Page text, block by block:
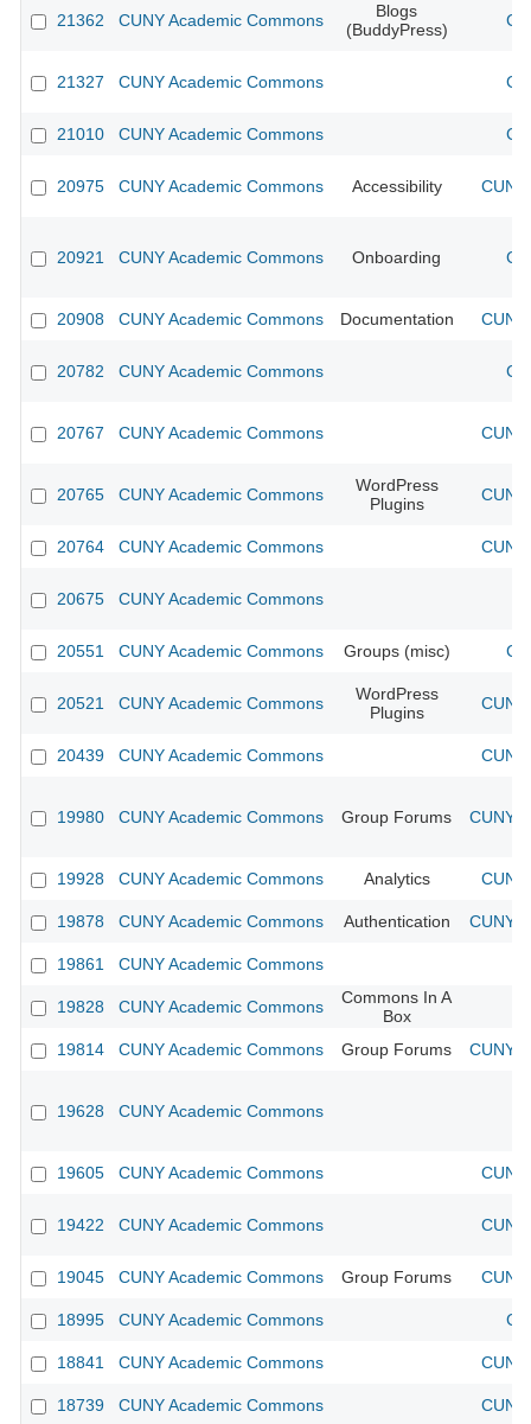
21362 CUNY Academic Commons
Blogs
(BuddyPress)
21327 CUNY Academic Commons
21010 CUNY Academic Commons
20975 CUNY Academic Commons Accessibility
20921 CUNY Academic Commons Onboarding
20908 CUNY Academic Commons Documentation
20782 CUNY Academic Commons
20767 CUNY Academic Commons
20765 CUNY Academic Commons
WordPress
Plugins
20764 CUNY Academic Commons
20675 CUNY Academic Commons
20551 CUNY Academic Commons Groups (misc)
20521 CUNY Academic Commons
WordPress
Plugins
20439 CUNY Academic Commons
19980 CUNY Academic Commons Group Forums CUNY
19928 CUNY Academic Commons Analytics
19878 CUNY Academic Commons Authentication CUNY
19861 CUNY Academic Commons
19828 CUNY Academic Commons
Commons In A
Box
19814
CUNY Academic Commons Group Forums CUNY
19628 CUNY Academic Commons
19605 CUNY Academic Commons
19422 CUNY Academic Commons
19045 CUNY Academic Commons Group Forums
18995 CUNY Academic Commons
18841 CUNY Academic Commons
18739 CUNY Academic Commons